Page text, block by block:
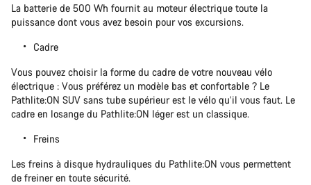
La batterie de 500 Wh fournit au moteur électrique toute la
puissance dont vous avez besoin pour vos excursions.
Cadre
Vous pouvez choisir la forme du cadre de votre nouveau vélo
électrique : Vous préférez un modèle bas et confortable ? Le
Pathlite:ON SUV sans tube supérieur est le vélo qu’il vous faut. Le
cadre en losange du Pathlite:ON léger est un classique.
Freins
Les freins à disque hydrauliques du Pathlite:ON vous permettent
de freiner en toute sécurité.